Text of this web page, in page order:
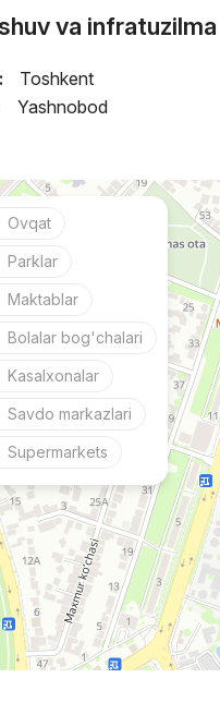
va infratuzilma
Toshkent
Yashnobod
Ovqat
Parklar
Maktablar
Bolalar bog'chalari
Kasalxonalar
Savdo markazlari
Supermarkets